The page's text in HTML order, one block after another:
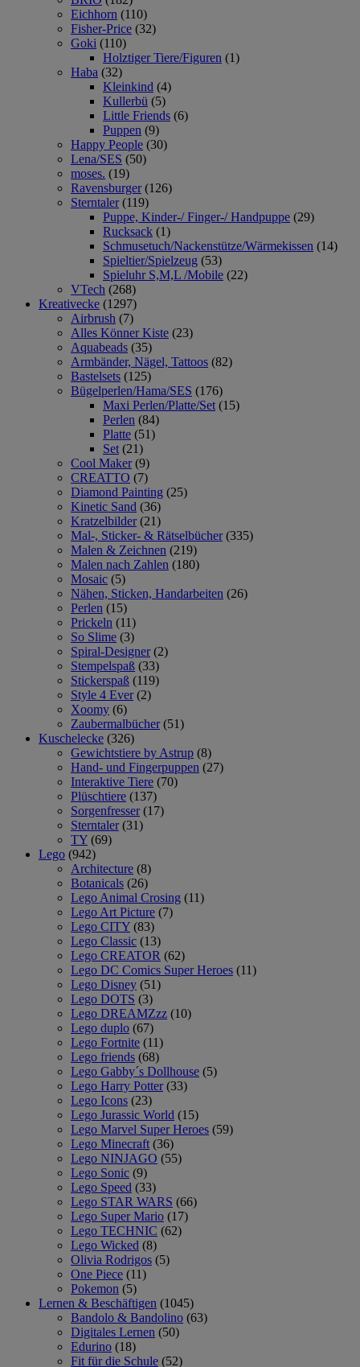
Eichhorn (110)
Fisher-Price (32)
Goki (110)
Holztiger Tiere/Figuren (1)
Haba (32)
Kleinkind (4)
Kullerbü (5)
Little Friends (6)
Puppen (9)
Happy People (30)
Lena/SES (50)
moses. (19)
Ravensburger (126)
Sterntaler (119)
Puppe, Kinder-/ Finger-/ Handpuppe (29)
Rucksack (1)
Schmusetuch/Nackenstütze/Wärmekissen (14)
Spieltier/Spielzeug (53)
Spieluhr S,M,L /Mobile (22)
VTech (268)
Kreativecke (1297)
Airbrush (7)
Alles Könner Kiste (23)
Aquabeads (35)
Armbänder, Nägel, Tattoos (82)
Bastelsets (125)
Bügelperlen/Hama/SES (176)
Maxi Perlen/Platte/Set (15)
Perlen (84)
Platte (51)
Set (21)
Cool Maker (9)
CREATTO (7)
Diamond Painting (25)
Kinetic Sand (36)
Kratzelbilder (21)
Mal-, Sticker- & Rätselbücher (335)
Malen & Zeichnen (219)
Malen nach Zahlen (180)
Mosaic (5)
Nähen, Sticken, Handarbeiten (26)
Perlen (15)
Prickeln (11)
So Slime (3)
Spiral-Designer (2)
Stempelspaß (33)
Stickerspaß (119)
Style 4 Ever (2)
Xoomy (6)
Zaubermalbücher (51)
Kuschelecke (326)
Gewichtstiere by Astrup (8)
Hand- und Fingerpuppen (27)
Interaktive Tiere (70)
Plüschtiere (137)
Sorgenfresser (17)
Sterntaler (31)
TY (69)
Lego (942)
Architecture (8)
Botanicals (26)
Lego Animal Crosing (11)
Lego Art Picture (7)
Lego CITY (83)
Lego Classic (13)
Lego CREATOR (62)
Lego DC Comics Super Heroes (11)
Lego Disney (51)
Lego DOTS (3)
Lego DREAMZzz (10)
Lego duplo (67)
Lego Fortnite (11)
Lego friends (68)
Lego Gabby´s Dollhouse (5)
Lego Harry Potter (33)
Lego Icons (23)
Lego Jurassic World (15)
Lego Marvel Super Heroes (59)
Lego Minecraft (36)
Lego NINJAGO (55)
Lego Sonic (9)
Lego Speed (33)
Lego STAR WARS (66)
Lego Super Mario (17)
Lego TECHNIC (62)
Lego Wicked (8)
Olivia Rodrigos (5)
One Piece (11)
Pokemon (5)
Lernen & Beschäftigen (1045)
Bandolo & Bandolino (63)
Digitales Lernen (50)
Edurino (18)
Fit für die Schule (52)